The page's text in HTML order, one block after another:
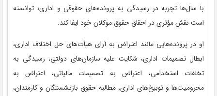
با سال‌ها تجربه در رسیدگی به پرونده‌های حقوقی و اداری، توانسته
است نقش مؤثری در احقاق حقوق موکلان خود ایفا کند.
او در پرونده‌هایی مانند اعتراض به آرای هیأت‌های حل اختلاف اداری،
ابطال تصمیمات اداری، شکایت علیه سازمان‌های دولتی، رسیدگی به
تخلفات استخدامی، اعتراض به تصمیمات مالیاتی، اعتراض به
محرومیت‌ها و توبیخ‌های اداری، مطالبه حقوق بازنشستگان و کارمندان،